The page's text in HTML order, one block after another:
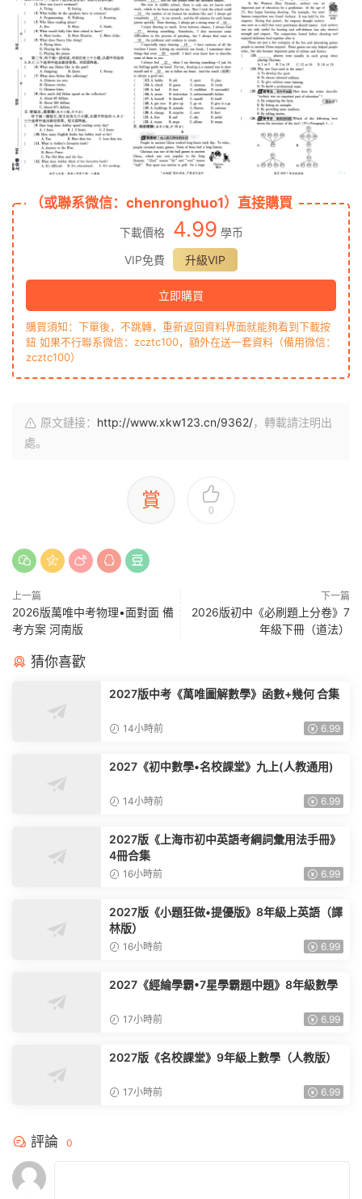
（或聯系微信：chenronghuo1）直接購買
下載價格 4.99 學币
VIP免費
升級VIP
立即購買
購買須知：下單後，不跳轉，重新返回資料界面就能夠看到下載按
鈕 如果不行聯系微信：zcztc100，額外在送一套資料（備用微信：
zcztc100）
原文鏈接： http://www.xkw123.cn/9362/，轉載請注明出
處。
賞 0
上一篇
2026版萬唯中考物理•面對面 備
考方案 河南版
下一篇
2026版初中《必刷題上分卷》7
年級下冊（道法）
猜你喜歡
2027版中考《萬唯圖解數學》函數+幾何 合集
14小時前 6.99
2027《初中數學•名校課堂》九上(人教通用)
14小時前 6.99
2027版《上海市初中英語考綱詞彙用法手冊》
4冊合集
16小時前 6.99
2027版《小題狂做•提優版》8年級上英語（譯
林版）
16小時前 6.99
2027《經綸學霸•7星學霸題中題》8年級數學
17小時前 6.99
2027版《名校課堂》9年級上數學（人教版）
17小時前 6.99
評論 0